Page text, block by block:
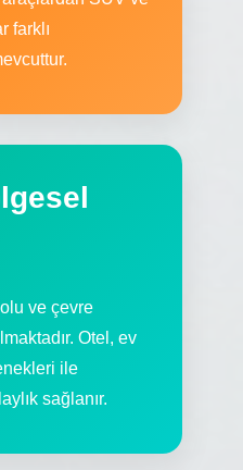
farklı
ve çevre
Otel, ev
ile
sağlanır.